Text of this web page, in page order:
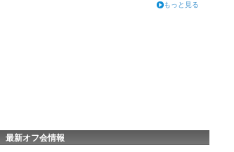
もっと見る
最新オフ会情報